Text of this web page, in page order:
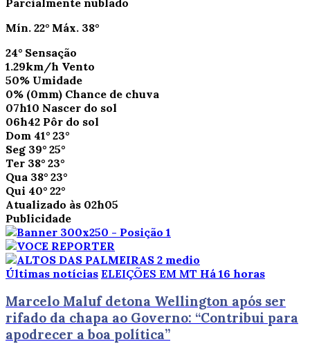
Mín. 22° Máx. 38°
24° Sensação
1.29km/h Vento
50% Umidade
0% (0mm) Chance de chuva
07h10 Nascer do sol
06h42 Pôr do sol
Dom 41° 23°
Seg 39° 25°
Ter 38° 23°
Qua 38° 23°
Qui 40° 22°
Atualizado às 02h05
Publicidade
Últimas notícias ELEIÇÕES EM MT Há 16 horas
Marcelo Maluf detona Wellington após ser
rifado da chapa ao Governo: “Contribui para
apodrecer a boa política”